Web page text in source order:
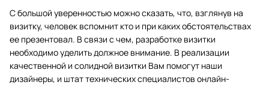
С большой уверенностью можно сказать, что, взглянув на
визитку, человек вспомнит кто и при каких обстоятельствах
ее презентовал. В связи с чем, разработке визитки
необходимо уделить должное внимание. В реализации
качественной и солидной визитки Вам помогут наши
дизайнеры, и штат технических специалистов онлайн-